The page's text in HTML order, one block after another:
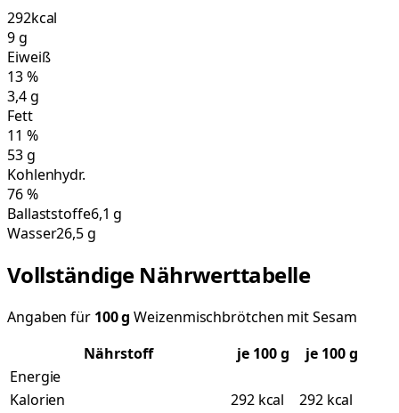
292kcal
9g
Eiweiß
13%
3,4g
Fett
11 %
53g
Kohlenhydr.
76%
Ballaststoffe6,1 g
Wasser26,5 g
Vollständige Nährwerttabelle
Angaben für 100g Weizenmischbrötchen mit Sesam
Nährstoff
je 100g
je 100 g
Energie
Kalorien
292 kcal 292 kcal